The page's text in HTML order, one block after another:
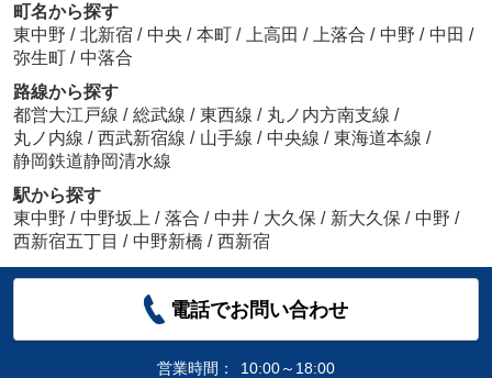
町名から探す
東中野 / 北新宿 / 中央 / 本町 / 上高田 / 上落合 / 中野 / 中田 /
弥生町 / 中落合
路線から探す
都営大江戸線 / 総武線 / 東西線 / 丸ノ内方南支線 /
丸ノ内線 / 西武新宿線 / 山手線 / 中央線 / 東海道本線 /
静岡鉄道静岡清水線
駅から探す
東中野 / 中野坂上 / 落合 / 中井 / 大久保 / 新大久保 / 中野 /
西新宿五丁目 / 中野新橋 / 西新宿
電話でお問い合わせ
営業時間：
10:00～18:00